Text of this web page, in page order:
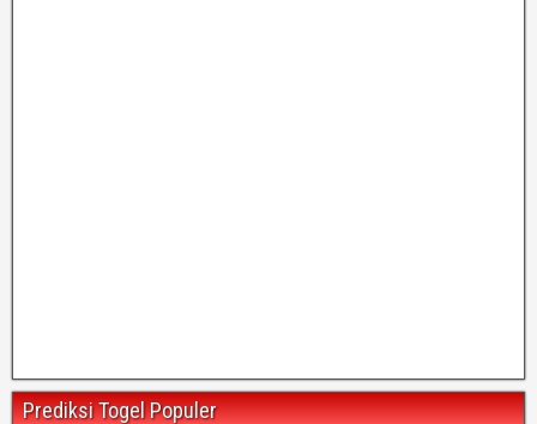
Prediksi Togel Populer